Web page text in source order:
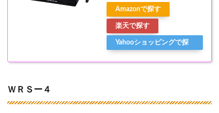
Amazonで探す
楽天で探す
Yahooショッピングで探
ＷＲＳー４